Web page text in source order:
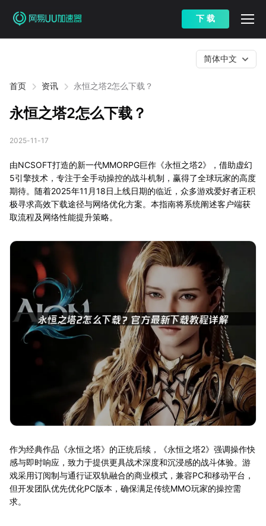
下 载
首页 资讯 永恒之塔2怎么下载？
简体中文
永恒之塔2怎么下载？
2025-11-17
由NCSOFT打造的新一代MMORPG巨作《永恒之塔2》，借助虚幻
5引擎技术，专注于全手动操控的战斗机制，赢得了全球玩家的高度
期待。随着2025年11月18日上线日期的临近，众多游戏爱好者正积
极寻求高效下载途径与网络优化方案。本指南将系统阐述客户端获
取流程及网络性能提升策略。
作为经典作品《永恒之塔》的正统后续，《永恒之塔2》强调操作快
感与即时响应，致力于提供更具战术深度和沉浸感的战斗体验。游
戏采用订阅制与通行证双轨融合的商业模式，兼容PC和移动平台，
但开发团队优先优化PC版本，确保满足传统MMO玩家的操控需
求。